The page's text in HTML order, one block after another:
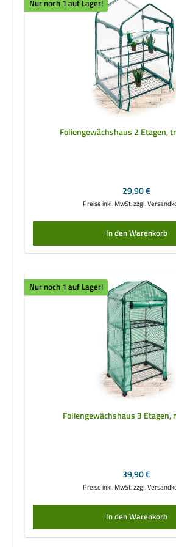
Nur noch 1 auf Lager!
Foliengewächshaus 2 Etagen,
Regulärer Preis:
29,90 €
Preise inkl. MwSt. zzgl.
In den Warenkorb
Nur noch 1 auf Lager!
Foliengewächshaus 3 Etagen,
Regulärer Preis:
39,90 €
Preise inkl. MwSt. zzgl.
In den Warenkorb